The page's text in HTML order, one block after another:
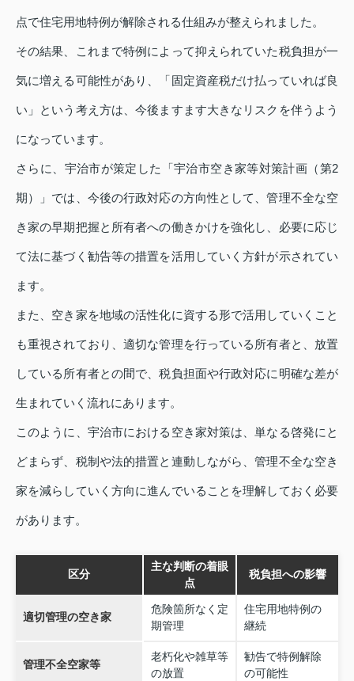
点で住宅用地特例が解除される仕組みが整えられました。
その結果、これまで特例によって抑えられていた税負担が一
気に増える可能性があり、「固定資産税だけ払っていれば良
い」という考え方は、今後ますます大きなリスクを伴うよう
になっています。
さらに、宇治市が策定した「宇治市空き家等対策計画（第2
期）」では、今後の行政対応の方向性として、管理不全な空
き家の早期把握と所有者への働きかけを強化し、必要に応じ
て法に基づく勧告等の措置を活用していく方針が示されてい
ます。
また、空き家を地域の活性化に資する形で活用していくこと
も重視されており、適切な管理を行っている所有者と、放置
している所有者との間で、税負担面や行政対応に明確な差が
生まれていく流れにあります。
このように、宇治市における空き家対策は、単なる啓発にと
どまらず、税制や法的措置と連動しながら、管理不全な空き
家を減らしていく方向に進んでいることを理解しておく必要
があります。
区分
主な判断の着眼
点
税負担への影響
適切管理の空き家
危険箇所なく定
期管理
住宅用地特例の
継続
管理不全空家等
老朽化や雑草等
の放置
勧告で特例解除
の可能性